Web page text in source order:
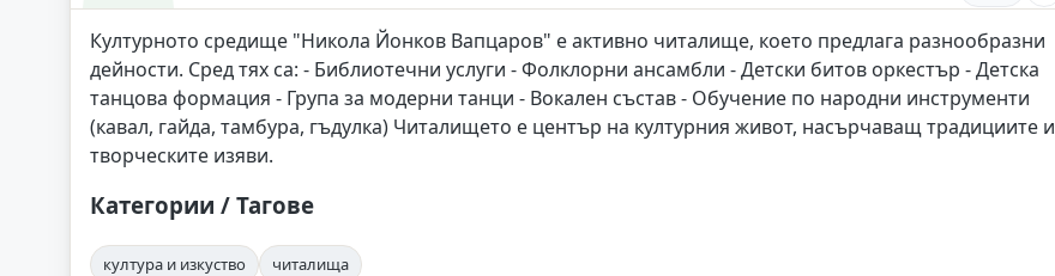
Културното средище "Никола Йонков Вапцаров" е активно читалище, което предлага разнообразни
дейности. Сред тях са: - Библиотечни услуги - Фолклорни ансамбли - Детски битов оркестър - Детска
танцова формация - Група за модерни танци - Вокален състав - Обучение по народни инструменти
(кавал, гайда, тамбура, гъдулка) Читалището е център на културния живот, насърчаващ традициите и
творческите изяви.
Категории / Тагове
култура и изкуство читалища